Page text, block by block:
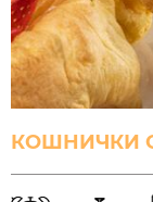
КОШНИЧКИ